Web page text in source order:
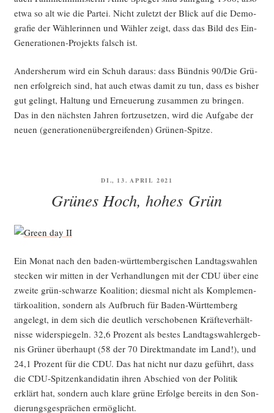
etwa so alt wie die Par­tei. Nicht zuletzt der Blick auf die Demo­
gra­fie der Wäh­le­rin­nen und Wäh­ler zeigt, dass das Bild des Ein-
Gene­ra­tio­nen-Pro­jekts falsch ist.
Anders­her­um wird ein Schuh dar­aus: dass Bünd­nis 90/Die Grü­
nen erfolg­reich sind, hat auch etwas damit zu tun, dass es bis­her
gut gelingt, Hal­tung und Erneue­rung zusam­men zu brin­gen.
Das in den nächs­ten Jah­ren fort­zu­set­zen, wird die Auf­ga­be der
neu­en (gene­ra­tio­nen­über­grei­fen­den) Grünen-Spitze.
VERÖFFENTLICHT
DI., 13. APRIL 2021
Grünes Hoch, hohes Grün
Ein Monat nach den baden-würt­tem­ber­gi­schen Land­tags­wah­len
ste­cken wir mit­ten in der Ver­hand­lun­gen mit der CDU über eine
zwei­te grün-schwar­ze Koali­ti­on; dies­mal nicht als Kom­ple­men­
tär­ko­ali­ti­on, son­dern als Auf­bruch für Baden-Würt­tem­berg
ange­legt, in dem sich die deut­lich ver­scho­be­nen Kräf­te­ver­hält­
nis­se wider­spie­geln. 32,6 Pro­zent als bes­tes Land­tags­wahl­er­geb­
nis Grü­ner über­haupt (58 der 70 Direkt­man­da­te im Land!), und
24,1 Pro­zent für die CDU. Das hat nicht nur dazu geführt, dass
die CDU-Spit­zen­kan­di­da­tin ihren Abschied von der Poli­tik
erklärt hat, son­dern auch kla­re grü­ne Erfol­ge bereits in den Son­
die­rungs­ge­sprä­chen ermöglicht.